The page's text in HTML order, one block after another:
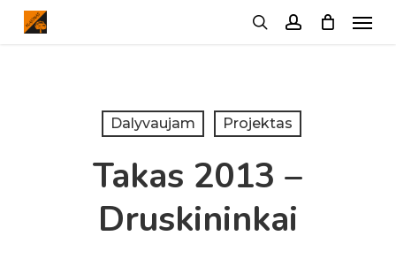
Skip
Menu
Dalyvaujam Projektas
Takas 2013 –
Druskininkai